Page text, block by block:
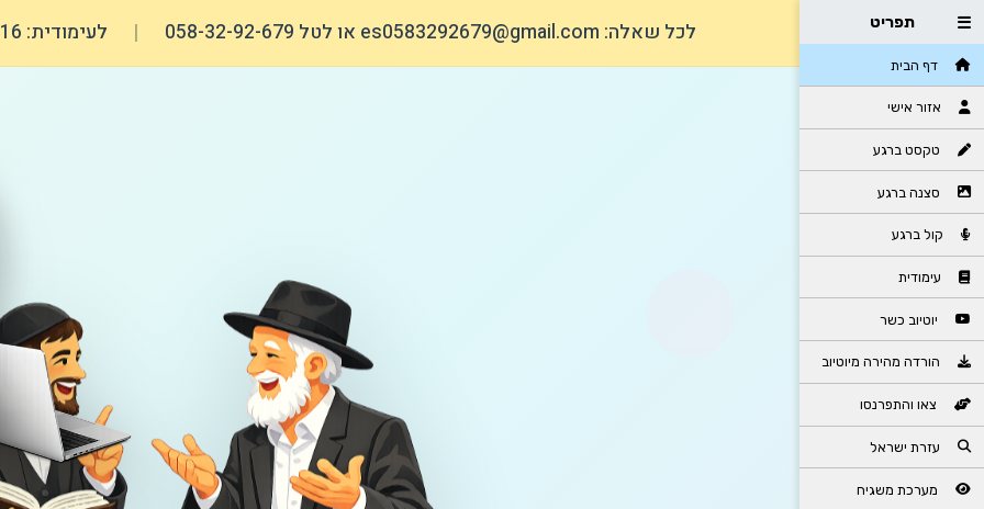
תפריט ☰
דף הבית
אזור אישי
טקסט ברגע
סצנה ברגע
קול ברגע
עימודית
יוטיוב כשר
הורדה מהירה מיוטיוב
צאו והתפרנסו
עזרת ישראל
מערכת משגיח